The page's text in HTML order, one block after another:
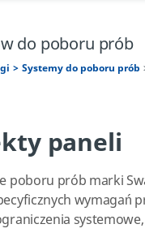
do poboru prób
Systemy do poboru prób
paneli
poboru prób marki
wymagań